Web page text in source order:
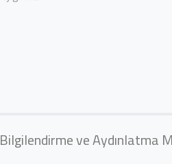
Bilgilendirme ve Aydınlatma